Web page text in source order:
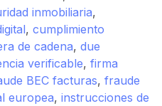
inmobiliaria,
, cumplimiento
de cadena, due
verificable, firma
BEC facturas, fraude
europea, instrucciones de